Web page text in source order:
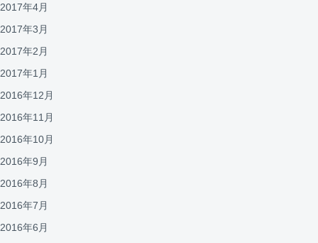
2017年4月
2017年3月
2017年2月
2017年1月
2016年12月
2016年11月
2016年10月
2016年9月
2016年8月
2016年7月
2016年6月